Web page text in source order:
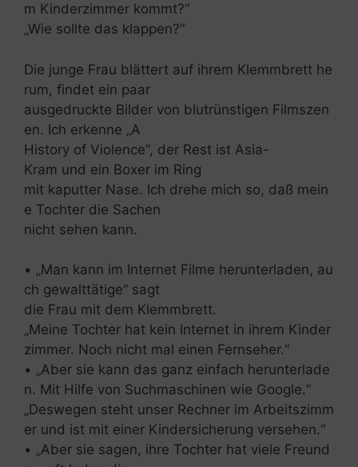
m Kinderzimmer kommt?“
„Wie sollte das klappen?“
Die junge Frau blättert auf ihrem Klemmbrett he
rum, findet ein paar
ausgedruckte Bilder von blutrünstigen Filmszen
en. Ich erkenne „A
History of Violence“, der Rest ist Asia-
Kram und ein Boxer im Ring
mit kaputter Nase. Ich drehe mich so, daß mein
e Tochter die Sachen
nicht sehen kann.
• „Man kann im Internet Filme herunterladen, au
ch gewalttätige“ sagt
die Frau mit dem Klemmbrett.
„Meine Tochter hat kein Internet in ihrem Kinder
zimmer. Noch nicht mal einen Fernseher.“
• „Aber sie kann das ganz einfach herunterlade
n. Mit Hilfe von Suchmaschinen wie Google.“
„Deswegen steht unser Rechner im Arbeitszimm
er und ist mit einer Kindersicherung versehen.“
• „Aber sie sagen, ihre Tochter hat viele Freund